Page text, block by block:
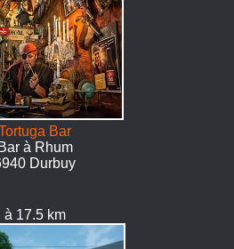
Bar
Bar à Rhum
Durbuy
à 17.5 km